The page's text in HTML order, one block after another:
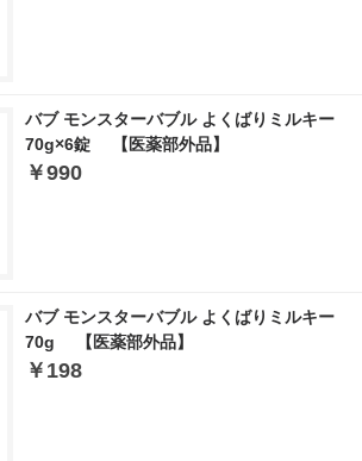
バブ モンスターバブル よくばりミルキー
70g×6錠 【医薬部外品】
￥990
バブ モンスターバブル よくばりミルキー
70g 【医薬部外品】
￥198